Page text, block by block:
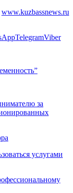
www.kuzbassnews.ru
TelegramViber
за
услугами